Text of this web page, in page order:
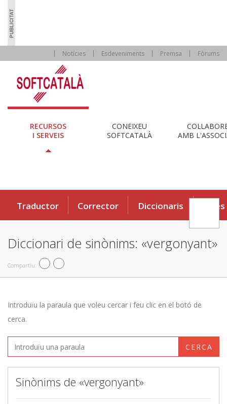
Notícies Esdeveniments Premsa Fòrums
RECURSOS
I SERVEIS
CONEIXEU
SOFTCATALÀ
AMB
Traductor Corrector Diccionaris Eines
Diccionari de sinònims: «vergonyant»
Compartiu
Introduïu la paraula que voleu cercar i feu clic en el botó de
cerca.
CERCA
Sinònims de «vergonyant»